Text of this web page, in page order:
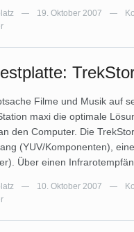
— 19. Oktober 2007 —
Filme und Musik auf
maxi die optimale
den Computer. Die
(YUV/Komponenten),
Über einen
— 10. Oktober 2007 —